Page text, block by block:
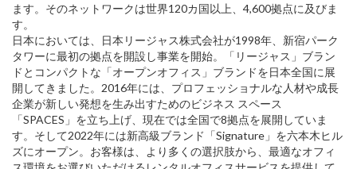
ます。そのネットワークは世界120カ国以上、4,600拠点に及びま
す。
日本においては、日本リージャス株式会社が1998年、新宿パーク
タワーに最初の拠点を開設し事業を開始。「リージャス」ブラン
ドとコンパクトな「オープンオフィス」ブランドを日本全国に展
開してきました。2016年には、プロフェッショナルな人材や成長
企業が新しい発想を生み出すためのビジネス スペース
「SPACES」を立ち上げ、現在では全国で8拠点を展開していま
す。そして2022年には新高級ブランド「Signature」を六本木ヒル
ズにオープン。お客様は、より多くの選択肢から、最適なオフィ